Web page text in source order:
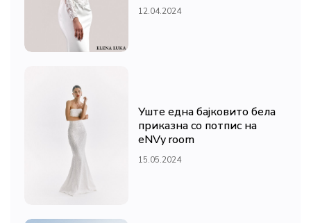
12.04.2024
Уште една бајковито бела
приказна со потпис на
eNVy room
15.05.2024